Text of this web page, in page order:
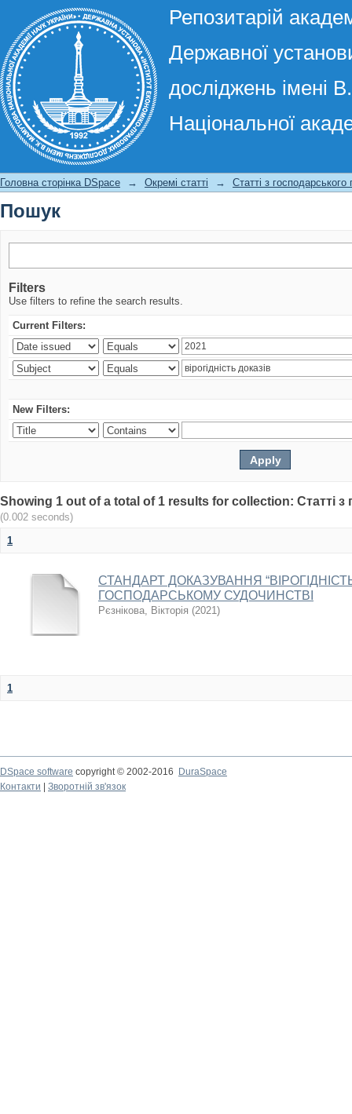
Репозитарій
Державної
досліджень імені
Національної
Пошук
Головна сторінка DSpace → Окремі статті → Статті з господарського
Пошук
Filters
Use filters to refine the search results.
Current Filters:
New Filters:
Showing 1 out of a total of 1 results for collection: Статті з
(0.002 seconds)
1
СТАНДАРТ ДОКАЗУВАННЯ
ГОСПОДАРСЬКОМУ СУДОЧИНСТВІ
Рєзнікова, Вікторія (2021)
1
DSpace software copyright © 2002-2016
DuraSpace
Контакти
Зворотній зв'язок